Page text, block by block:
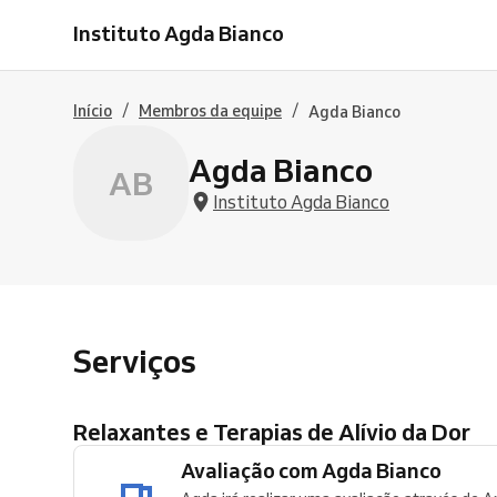
Instituto Agda Bianco
Início / Membros da equipe / Agda Bianco
AB Agda Bianco
Instituto Agda Bianco
Serviços
Relaxantes e Terapias de Alívio da Dor
Agda
Avaliação com Agda Bianco
para
dor
com
+
e